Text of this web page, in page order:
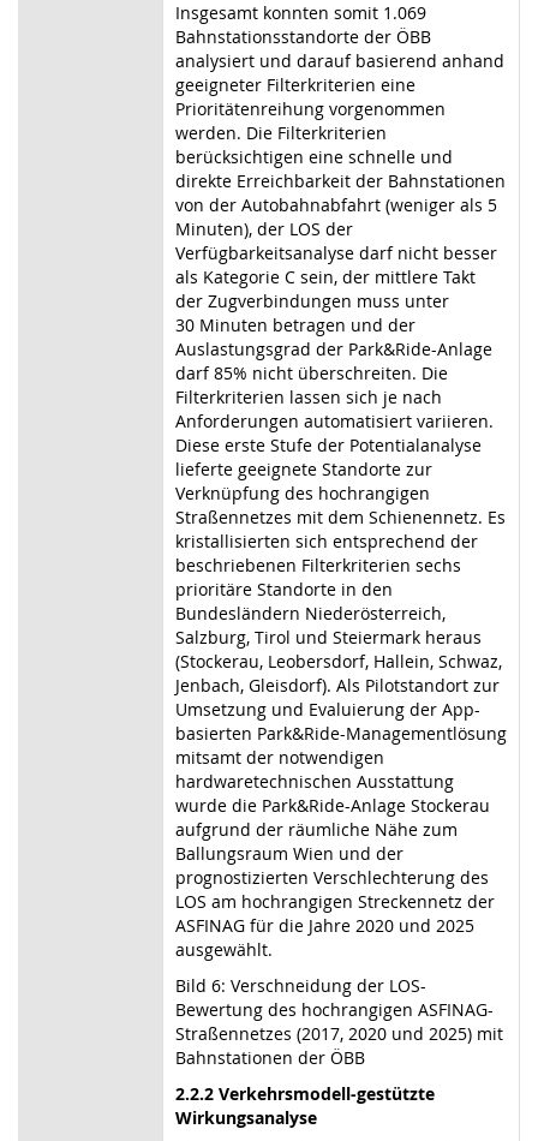
Insgesamt konnten somit 1.069
Bahnstationsstandorte der ÖBB
analysiert und darauf basierend anhand
geeigneter Filterkriterien eine
Prioritätenreihung vorgenommen
werden. Die Filterkriterien
berücksichtigen eine schnelle und
direkte Erreichbarkeit der Bahnstationen
von der Autobahnabfahrt (weniger als 5
Minuten), der LOS der
Verfügbarkeitsanalyse darf nicht besser
als Kategorie C sein, der mittlere Takt
der Zugverbindungen muss unter
30 Minuten betragen und der
Auslastungsgrad der Park&Ride-Anlage
darf 85% nicht überschreiten. Die
Filterkriterien lassen sich je nach
Anforderungen automatisiert variieren.
Diese erste Stufe der Potentialanalyse
lieferte geeignete Standorte zur
Verknüpfung des hochrangigen
Straßennetzes mit dem Schienennetz. Es
kristallisierten sich entsprechend der
beschriebenen Filterkriterien sechs
prioritäre Standorte in den
Bundesländern Niederösterreich,
Salzburg, Tirol und Steiermark heraus
(Stockerau, Leobersdorf, Hallein, Schwaz,
Jenbach, Gleisdorf). Als Pilotstandort zur
Umsetzung und Evaluierung der App-
basierten Park&Ride-Managementlösung
mitsamt der notwendigen
hardwaretechnischen Ausstattung
wurde die Park&Ride-Anlage Stockerau
aufgrund der räumliche Nähe zum
Ballungsraum Wien und der
prognostizierten Verschlechterung des
LOS am hochrangigen Streckennetz der
ASFINAG für die Jahre 2020 und 2025
ausgewählt.
Bild 6: Verschneidung der LOS-
Bewertung des hochrangigen ASFINAG-
Straßennetzes (2017, 2020 und 2025) mit
Bahnstationen der ÖBB
2.2.2 Verkehrsmodell-gestützte
Wirkungsanalyse